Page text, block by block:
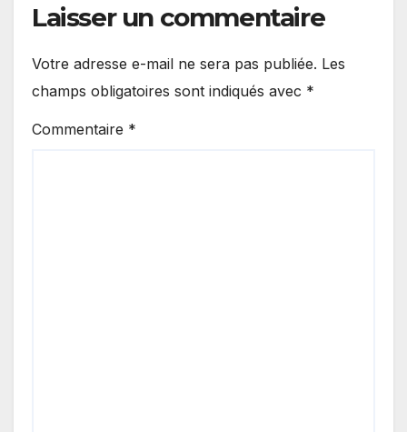
Laisser un commentaire
Votre adresse e-mail ne sera pas publiée. Les
champs obligatoires sont indiqués avec *
Commentaire *